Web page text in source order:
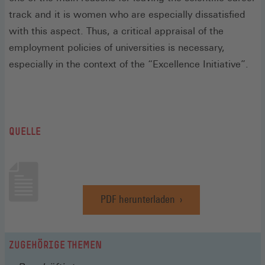
track and it is women who are especially dissatisfied
with this aspect. Thus, a critical appraisal of the
employment policies of universities is necessary,
especially in the context of the “Excellence Initiative”.
QUELLE
PDF herunterladen
(Öffnet
in
ZUGEHÖRIGE THEMEN